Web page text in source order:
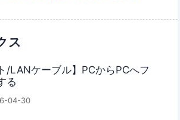
ス
/LANケーブル】PCからPCへフ
る
04-30